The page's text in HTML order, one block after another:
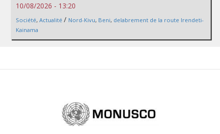
10/08/2026 - 13:20
Société, Actualité / Nord-Kivu, Beni, delabrement de la route Irendeti-
Kainama